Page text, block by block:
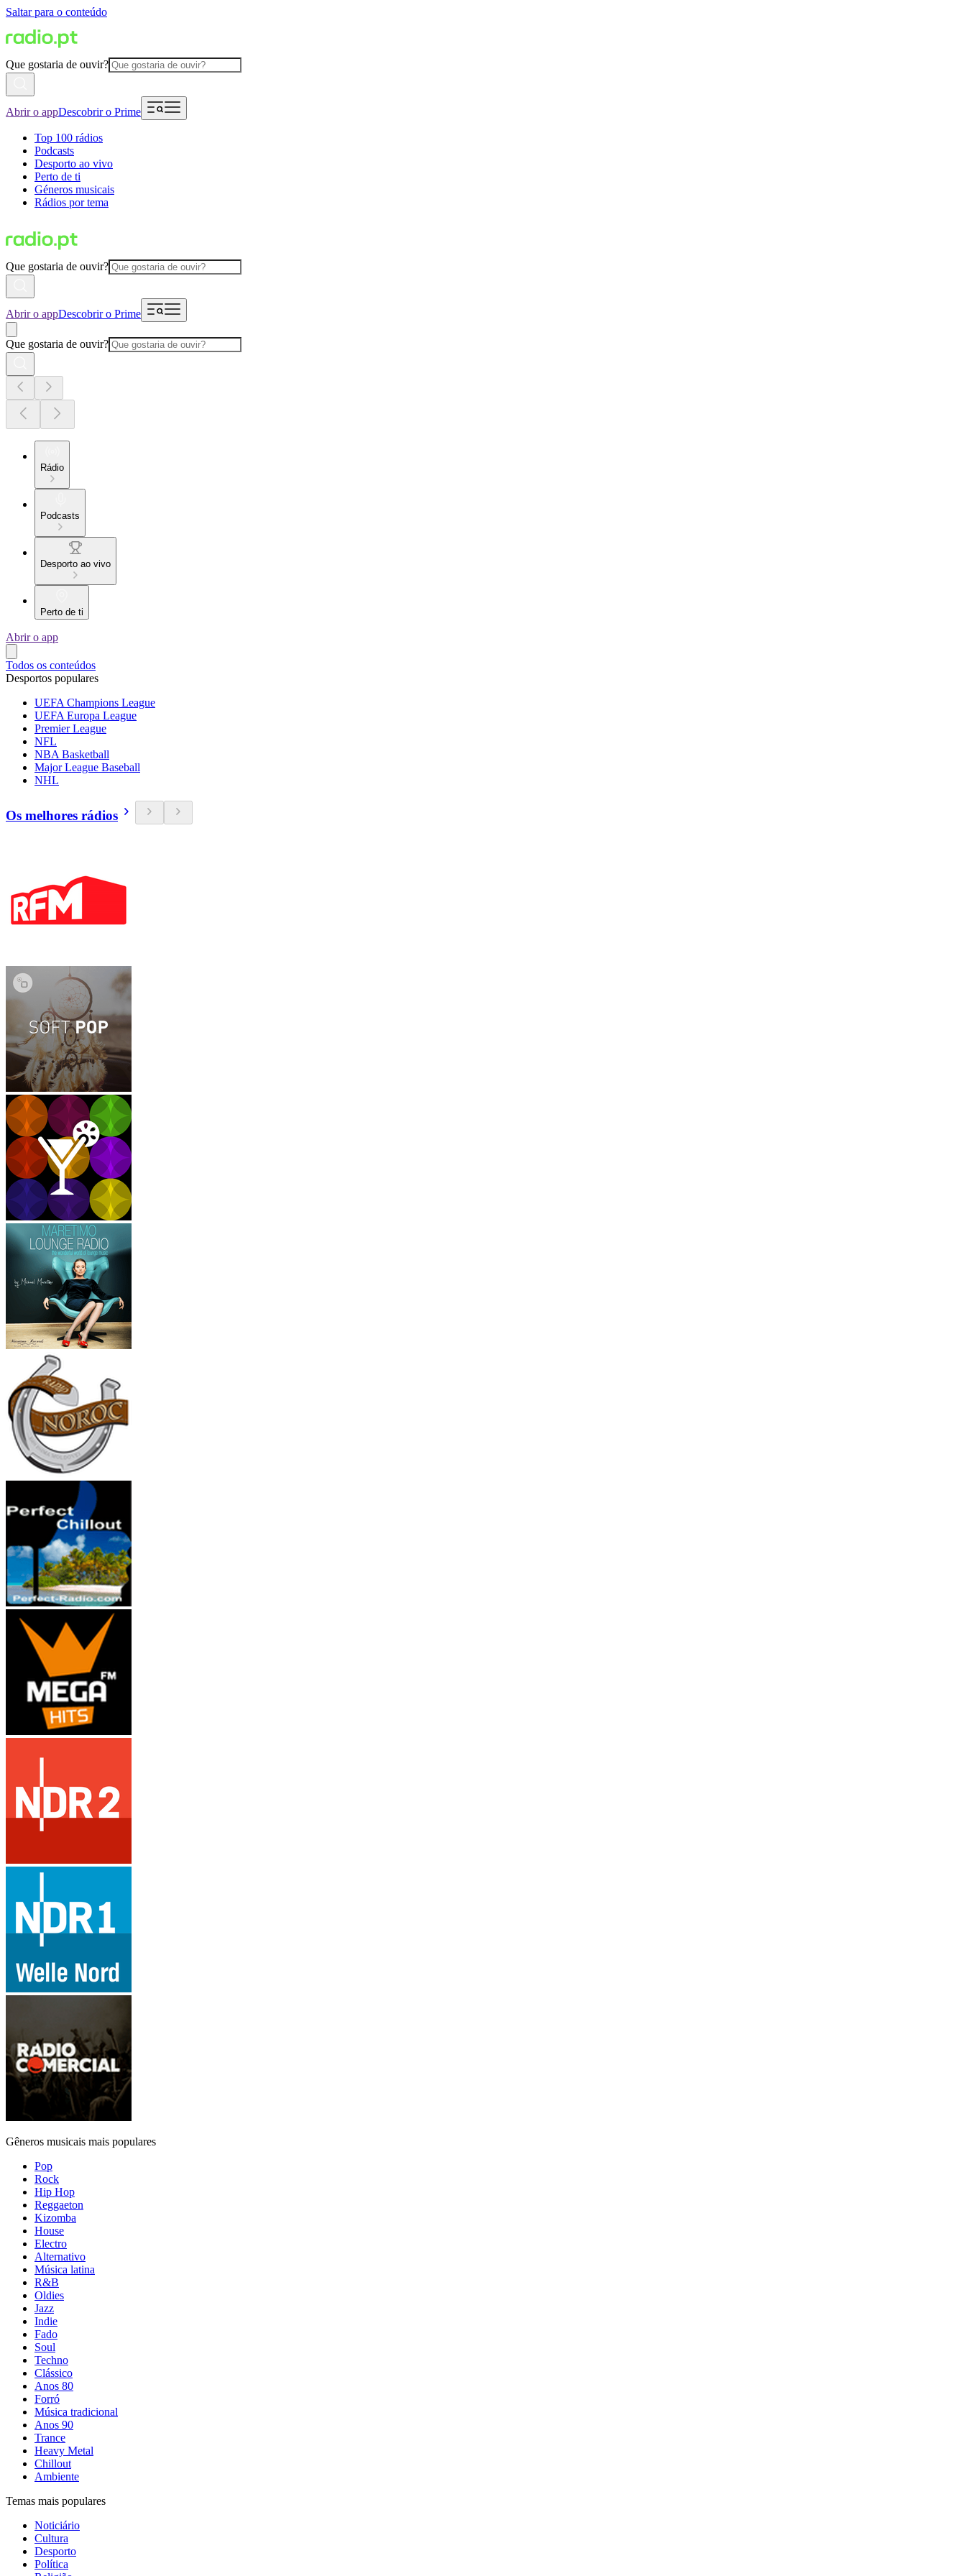
Saltar para o conteúdo
Que gostaria de ouvir?
Abrir o appDescobrir o Prime
Top 100 rádios
Podcasts
Desporto ao vivo
Perto de ti
Géneros musicais
Rádios por tema
Que gostaria de ouvir?
Abrir o appDescobrir o Prime
Que gostaria de ouvir?
Rádio
Podcasts
Desporto ao vivo
Perto de ti
Abrir o app
Todos os conteúdos
Desportos populares
UEFA Champions League
UEFA Europa League
Premier League
NFL
NBA Basketball
Major League Baseball
NHL
Os melhores rádios
Gêneros musicais mais populares
Pop
Rock
Hip Hop
Reggaeton
Kizomba
House
Electro
Alternativo
Música latina
R&B
Oldies
Jazz
Indie
Fado
Soul
Techno
Clássico
Anos 80
Forró
Música tradicional
Anos 90
Trance
Heavy Metal
Chillout
Ambiente
Temas mais populares
Noticiário
Cultura
Desporto
Política